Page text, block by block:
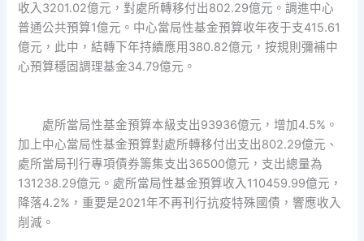
收入3201.02億元，對處所轉移付出802.29億元。調進中心
普通公共預算1億元。中心當局性基金預算收年夜于支415.61
億元，此中，結轉下年持續應用380.82億元，按規則彌補中
心預算穩固調理基金34.79億元。
處所當局性基金預算本級支出93936億元，增加4.5%。
加上中心當局性基金預算對處所轉移付出支出802.29億元、
處所當局刊行專項債券籌集支出36500億元，支出總量為
131238.29億元。處所當局性基金預算收入110459.99億元，
降落4.2%，重要是2021年不再刊行抗疫特殊國債，響應收入
削減。